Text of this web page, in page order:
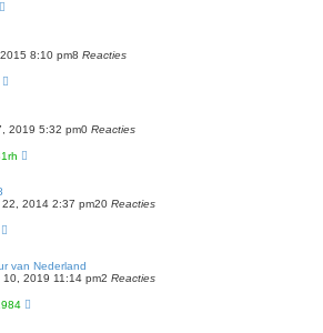
8:10 pm8 Reacties
2019 5:32 pm0 Reacties
22, 2014 2:37 pm20 Reacties
van Nederland
10, 2019 11:14 pm2 Reacties